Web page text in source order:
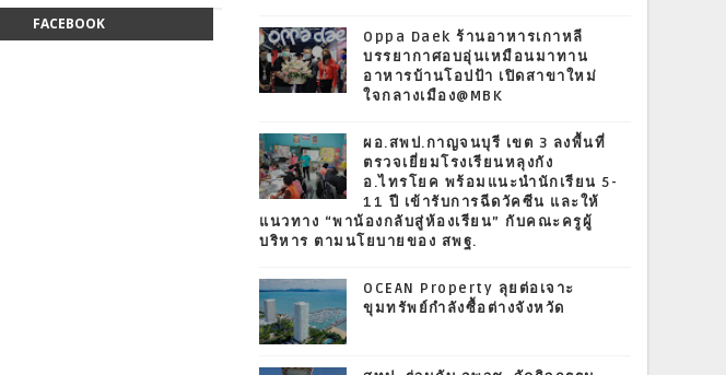
FACEBOOK
Oppa Daek ร้านอาหารเกาหลี
บรรยากาศอบอุ่นเหมือนมาทาน
อาหารบ้านโอปป้า เปิดสาขาใหม่
ใจกลางเมือง@MBK
ผอ.สพป.กาญจนบุรี เขต 3 ลงพื้นที่
ตรวจเยี่ยมโรงเรียนหลุงกัง
อ.ไทรโยค พร้อมแนะนำนักเรียน 5-
11 ปี เข้ารับการฉีดวัคซีน และให้
แนวทาง “พาน้องกลับสู่ห้องเรียน” กับคณะครูผู้
บริหาร ตามนโยบายของ สพฐ.
OCEAN Property ลุยต่อเจาะ
ขุมทรัพย์กำลังซื้อต่างจังหวัด